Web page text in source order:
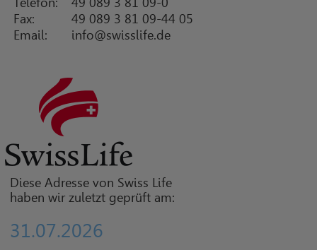
Fax:
49 089 3 81 09-44 05
Email:
info@swisslife.de
Diese Adresse von Swiss Life
haben wir zuletzt geprüft am:
31.07.2026